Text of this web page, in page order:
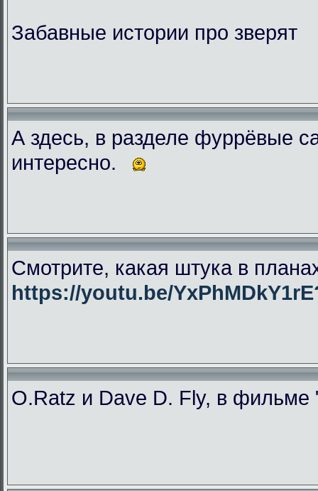
Забавные истории про зверят
А здесь, в разделе фуррёвые
интересно.
Смотрите, какая штука в
https://youtu.be/
O.Ratz и Dave D. Fly, в